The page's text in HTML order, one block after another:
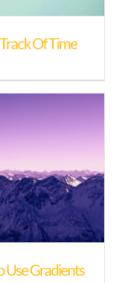
Of Time
Use Gradients